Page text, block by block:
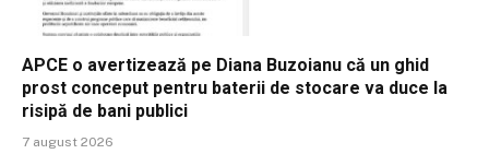
APCE o avertizează pe Diana Buzoianu că un ghid
prost conceput pentru baterii de stocare va duce la
risipă de bani publici
7 august 2026